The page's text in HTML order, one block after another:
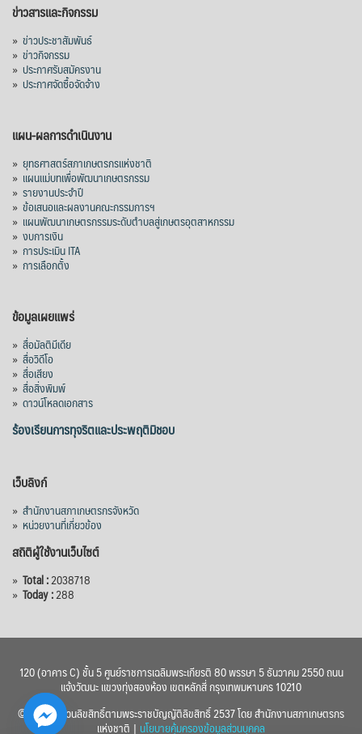
ข่าวสารและกิจกรรม
» ข่าวประชาสัมพันธ์
» ข่าวกิจกรรม
» ประกาศรับสมัครงาน
» ประกาศจัดซื้อจัดจ้าง
แผน-ผลการดำเนินงาน
» ยุทธศาสตร์สภาเกษตรกรแห่งชาติ
» แผนแม่บทเพื่อพัฒนาเกษตรกรรม
» รายงานประจำปี
» ข้อเสนอและผลงานคณะกรรมการฯ
» แผนพัฒนาเกษตรกรรมระดับตำบลสู่เกษตรอุตสาหกรรม
» งบการเงิน
» การประเมิน ITA
» การเลือกตั้ง
ข้อมูลเผยแพร่
» สื่อมัลติมีเดีย
» สื่อวิดีโอ
» สื่อเสียง
» สื่อสิ่งพิมพ์
» ดาวน์โหลดเอกสาร
ร้องเรียนการทุจริตและประพฤติมิชอบ
เว็บลิงก์
» สำนักงานสภาเกษตรกรจังหวัด
» หน่วยงานที่เกี่ยวข้อง
สถิติผู้ใช้งานเว็บไซต์
» Total :2038718
» Today :288
120 (อาคาร C) ชั้น 5 ศูนย์ราชการเฉลิมพระเกียรติ 80 พรรษา 5 ธันวาคม 2550 ถนน
แจ้งวัฒนะ แขวงทุ่งสองห้อง เขตหลักสี่ กรุงเทพมหานคร 10210
© 2560 สงวนลิขสิทธิ์ตามพระราชบัญญัติลิขสิทธิ์ 2537 โดย สำนักงานสภาเกษตรกร
แห่งชาติ | นโยบายคุ้มครองข้อมูลส่วนบุคคล